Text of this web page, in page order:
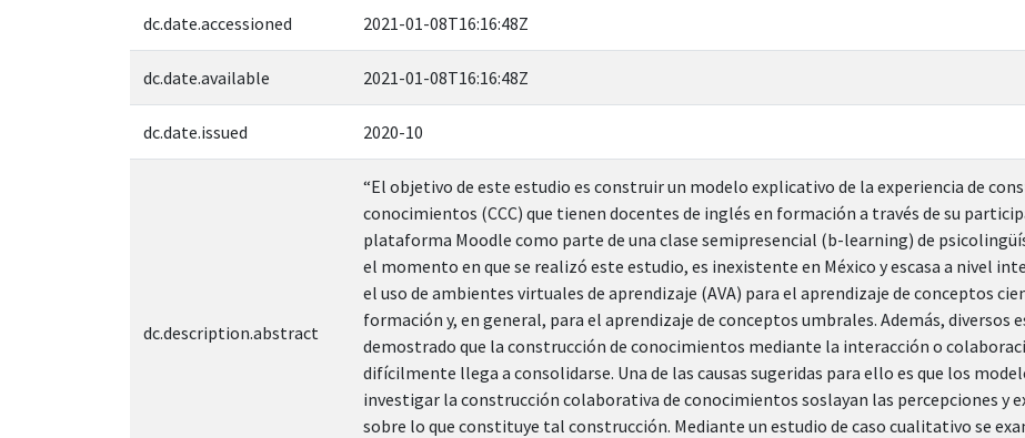
dc.date.accessioned 2021-01-08T16:16:48Z
dc.date.available 2021-01-08T16:16:48Z
dc.date.issued 2020-10
dc.description.abstract
“El objetivo de este estudio es construir un modelo explicativo de la experiencia de
conocimientos (CCC) que tienen docentes de inglés en formación a través de su
plataforma Moodle como parte de una clase semipresencial (b-learning) de
el momento en que se realizó este estudio, es inexistente en México y escasa a nivel
el uso de ambientes virtuales de aprendizaje (AVA) para el aprendizaje de conceptos
formación y, en general, para el aprendizaje de conceptos umbrales. Además, diversos
demostrado que la construcción de conocimientos mediante la interacción o
difícilmente llega a consolidarse. Una de las causas sugeridas para ello es que los
investigar la construcción colaborativa de conocimientos soslayan las percepciones y
sobre lo que constituye tal construcción. Mediante un estudio de caso cualitativo se